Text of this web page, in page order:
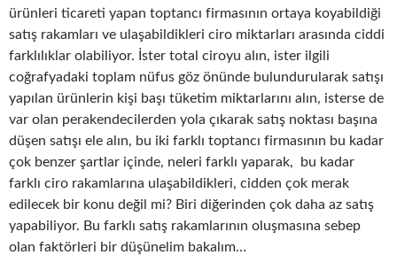
ürünleri ticareti yapan toptancı firmasının ortaya koyabildiği
satış rakamları ve ulaşabildikleri ciro miktarları arasında ciddi
farklılıklar olabiliyor. İster total ciroyu alın, ister ilgili
coğrafyadaki toplam nüfus göz önünde bulundurularak satışı
yapılan ürünlerin kişi başı tüketim miktarlarını alın, isterse de
var olan perakendecilerden yola çıkarak satış noktası başına
düşen satışı ele alın, bu iki farklı toptancı firmasının bu kadar
çok benzer şartlar içinde, neleri farklı yaparak, bu kadar
farklı ciro rakamlarına ulaşabildikleri, cidden çok merak
edilecek bir konu değil mi? Biri diğerinden çok daha az satış
yapabiliyor. Bu farklı satış rakamlarının oluşmasına sebep
olan faktörleri bir düşünelim bakalım…